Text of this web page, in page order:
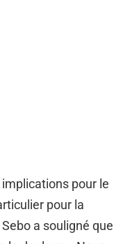
pour le
pour la
a souligné que